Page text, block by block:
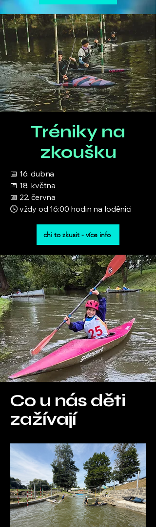
Tréniky na
zkoušku
📅 16. dubna
📅 18. května
📅 22. června
🕓 vždy od 16:00 hodin na loděnici
chi to zkusit - více info
Co u nás děti
zažívají